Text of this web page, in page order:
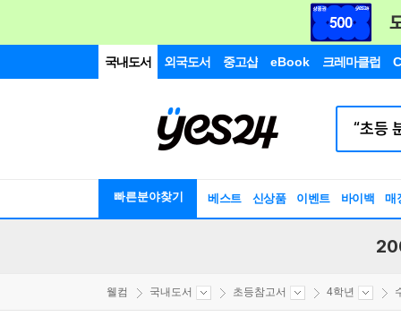
국내도서 외국도서 중고샵 eBook 크레마클럽
빠른분야찾기 베스트 신상품 이벤트 바이백 매
웰컴 국내도서 초등참고서 4학년